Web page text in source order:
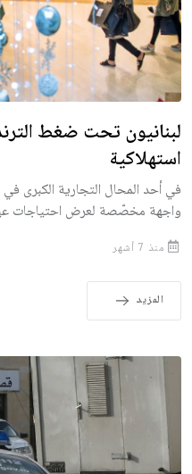
لبنانيون تحت ضغط
استهلاكية
في أحد المحال التجارية الكبرى
واجهة مخصّصة لعرض احتياجات
منذ 7 أشهر
المزيد